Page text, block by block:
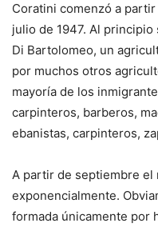
Coratini comenzó a
julio de 1947. Al
Di Bartolomeo, un
por muchos otros
mayoría de los
carpinteros, barberos,
ebanistas, carpinteros,
A partir de septiembre el
exponencialmente.
formada únicamente por